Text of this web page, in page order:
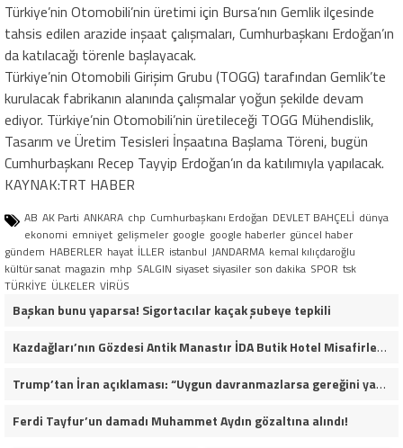
Türkiye’nin Otomobili’nin üretimi için Bursa’nın Gemlik ilçesinde
tahsis edilen arazide inşaat çalışmaları, Cumhurbaşkanı Erdoğan’ın
da katılacağı törenle başlayacak.
Türkiye’nin Otomobili Girişim Grubu (TOGG) tarafından Gemlik’te
kurulacak fabrikanın alanında çalışmalar yoğun şekilde devam
ediyor. Türkiye’nin Otomobili’nin üretileceği TOGG Mühendislik,
Tasarım ve Üretim Tesisleri İnşaatına Başlama Töreni, bugün
Cumhurbaşkanı Recep Tayyip Erdoğan’ın da katılımıyla yapılacak.
KAYNAK:TRT HABER
AB AK Parti ANKARA chp Cumhurbaşkanı Erdoğan DEVLET BAHÇELİ dünya
ekonomi emniyet gelişmeler google google haberler güncel haber
gündem HABERLER hayat İLLER istanbul JANDARMA kemal kılıçdaroğlu
kültür sanat magazin mhp SALGIN siyaset siyasiler son dakika SPOR tsk
TÜRKİYE ÜLKELER VİRÜS
Başkan bunu yaparsa! Sigortacılar kaçak şubeye tepkili
Kazdağları’nın Gözdesi Antik Manastır İDA Butik Hotel Misafirlerinden Tam Not Alıyor
Trump’tan İran açıklaması: “Uygun davranmazlarsa gereğini yaparım”
Ferdi Tayfur’un damadı Muhammet Aydın gözaltına alındı!